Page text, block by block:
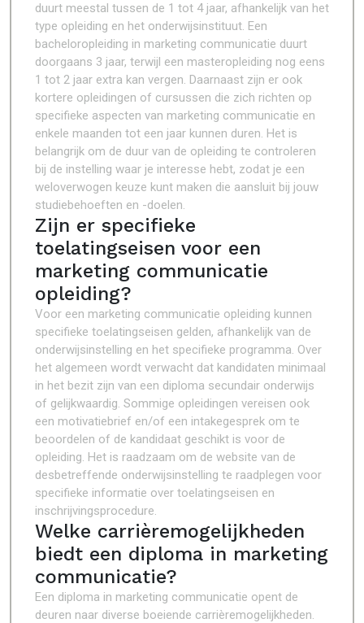
duurt meestal tussen de 1 tot 4 jaar, afhankelijk van het
type opleiding en het onderwijsinstituut. Een
bacheloropleiding in marketing communicatie duurt
doorgaans 3 jaar, terwijl een masteropleiding nog eens
1 tot 2 jaar extra kan vergen. Daarnaast zijn er ook
kortere opleidingen of cursussen die zich richten op
specifieke aspecten van marketing communicatie en
enkele maanden tot een jaar kunnen duren. Het is
belangrijk om de duur van de opleiding te controleren
bij de instelling waar je interesse hebt, zodat je een
weloverwogen keuze kunt maken die aansluit bij jouw
studiebehoeften en -doelen.
Zijn er specifieke
toelatingseisen voor een
marketing communicatie
opleiding?
Voor een marketing communicatie opleiding kunnen
specifieke toelatingseisen gelden, afhankelijk van de
onderwijsinstelling en het specifieke programma. Over
het algemeen wordt verwacht dat kandidaten minimaal
in het bezit zijn van een diploma secundair onderwijs
of gelijkwaardig. Sommige opleidingen vereisen ook
een motivatiebrief en/of een intakegesprek om te
beoordelen of de kandidaat geschikt is voor de
opleiding. Het is raadzaam om de website van de
desbetreffende onderwijsinstelling te raadplegen voor
specifieke informatie over toelatingseisen en
inschrijvingsprocedure.
Welke carrièremogelijkheden
biedt een diploma in marketing
communicatie?
Een diploma in marketing communicatie opent de
deuren naar diverse boeiende carrièremogelijkheden.